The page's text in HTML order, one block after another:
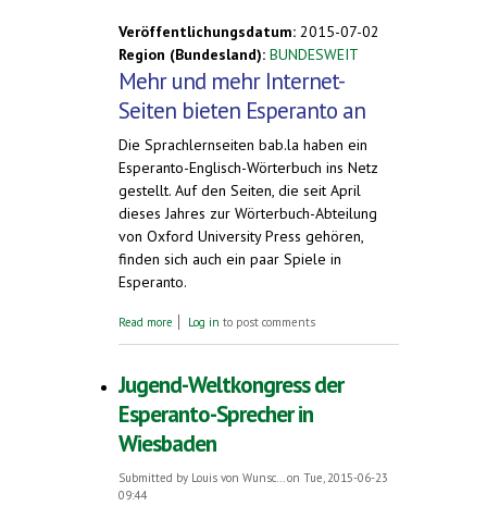
Veröffentlichungsdatum: 2015-07-02
Region (Bundesland): BUNDESWEIT
Mehr und mehr Internet-
Seiten bieten Esperanto an
Die Sprachlernseiten bab.la haben ein
Esperanto-Englisch-Wörterbuch ins Netz
gestellt. Auf den Seiten, die seit April
dieses Jahres zur Wörterbuch-Abteilung
von Oxford University Press gehören,
finden sich auch ein paar Spiele in
Esperanto.
Read more about Esperanto-Wörterbuch bei bab.la
Log in to post comments
Jugend-Weltkongress der
Esperanto-Sprecher in
Wiesbaden
Submitted by Louis von Wunsc...on Tue, 2015-06-23
09:44